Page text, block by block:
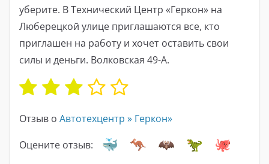
уберите. В Технический Центр «Геркон» на
Люберецкой улице приглашаются все, кто
приглашен на работу и хочет оставить свои
силы и деньги. Волковская 49-А.
Отзыв о Автотехцентр » Геркон»
Оцените отзыв: